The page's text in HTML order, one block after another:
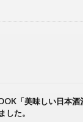
「美味しい日本酒
した。